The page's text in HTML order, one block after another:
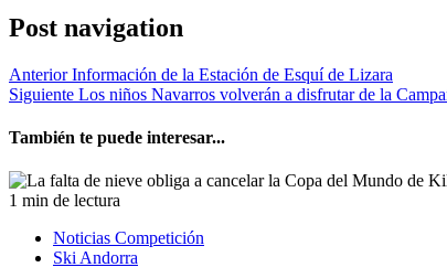
Post navigation
AnteriorInformación de la Estación de Esquí de Lizara
Siguiente Los niños Navarros volverán a disfrutar de la
También te puede interesar...
1 min de lectura
Noticias Competición
Ski Andorra